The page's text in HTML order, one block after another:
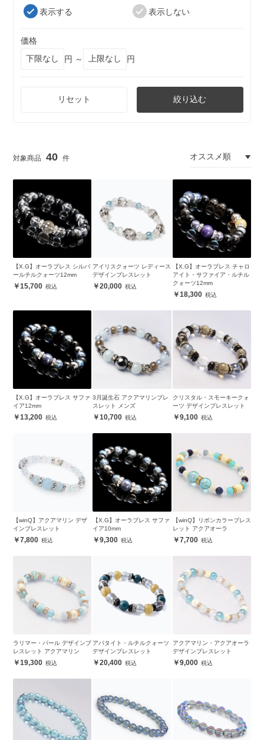
表示する
表示しない
価格
円 ～
円
リセット 絞り込む
40
【X.G】オーラブレス シルバ
ールチルクォーツ12mm
15,700
アイリスクォーツ レディース
デザインブレスレット
20,000
【X.G】オーラブレス チャロ
アイト・サファイア・ルチル
クォーツ12mm
18,300
【X.G】オーラブレス サファ
イア12mm
13,200
3月誕生石 アクアマリンブレ
スレット メンズ
10,700
クリスタル・スモーキークォ
ーツ デザインブレスレット
9,100
【winQ】アクアマリン デザ
インブレスレット
7,800
【X.G】オーラブレス サファ
イア10mm
9,300
【winQ】リボンカラーブレス
レット アクアオーラ
7,700
ラリマー・パール デザインブ
レスレット アクアマリン
19,300
アパタイト・ルチルクォーツ
デザインブレスレット
20,400
アクアマリン・アクアオーラ
デザインブレスレット
9,000